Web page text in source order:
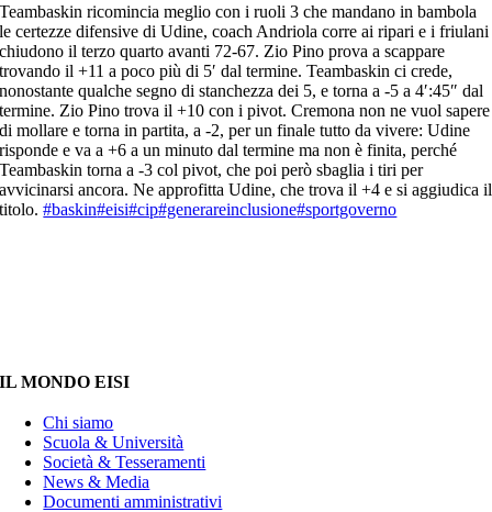
Teambaskin ricomincia meglio con i ruoli 3 che mandano in bambola
le certezze difensive di Udine, coach Andriola corre ai ripari e i friulani
chiudono il terzo quarto avanti 72-67. Zio Pino prova a scappare
trovando il +11 a poco più di 5′ dal termine. Teambaskin ci crede,
nonostante qualche segno di stanchezza dei 5, e torna a -5 a 4′:45″ dal
termine. Zio Pino trova il +10 con i pivot. Cremona non ne vuol sapere
di mollare e torna in partita, a -2, per un finale tutto da vivere: Udine
risponde e va a +6 a un minuto dal termine ma non è finita, perché
Teambaskin torna a -3 col pivot, che poi però sbaglia i tiri per
avvicinarsi ancora. Ne approfitta Udine, che trova il +4 e si aggiudica il
titolo.#baskin#eisi#cip#generareinclusione#sportgoverno
IL MONDO EISI
Chi siamo
Scuola & Università
Società & Tesseramenti
News & Media
Documenti amministrativi